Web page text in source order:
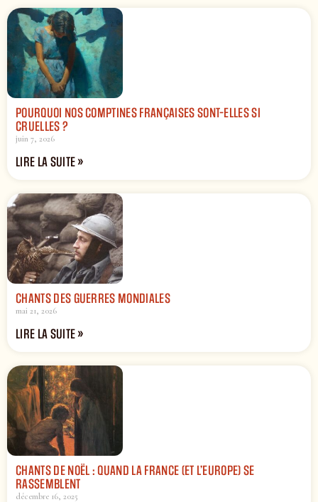
POURQUOI NOS COMPTINES FRANÇAISES SONT-ELLES SI
CRUELLES ?
juin 7, 2026
LIRE LA SUITE »
CHANTS DES GUERRES MONDIALES
mai 21, 2026
LIRE LA SUITE »
CHANTS DE NOËL : QUAND LA FRANCE (ET L’EUROPE) SE
RASSEMBLENT
décembre 16, 2025